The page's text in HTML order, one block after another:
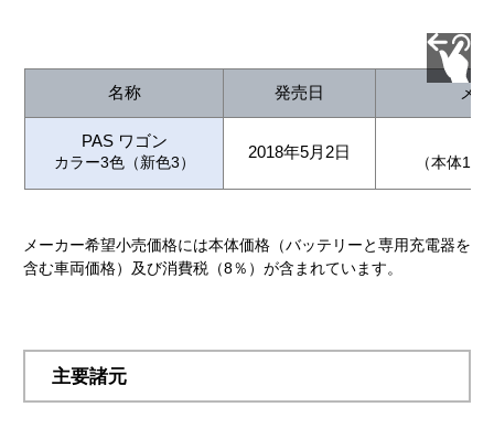
名称 発売日 メ
PAS ワゴン
カラー3色（新色3）
2018年5月2日
（本体
メーカー希望小売価格には本体価格（バッテリーと専用充電器を
含む車両価格）及び消費税（8％）が含まれています。
主要諸元